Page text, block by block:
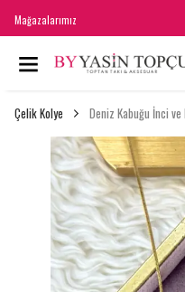
Mağazalarımız
Çelik Kolye Deniz Kabuğu İnci ve